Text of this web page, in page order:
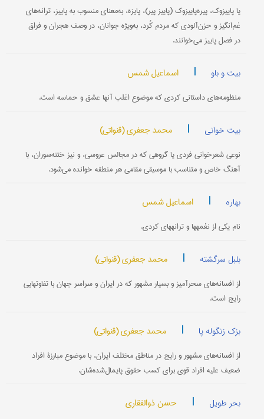
یا پاییزوک، پیره‌پاییزوک (پاییز پیر)، پایزه، به‌معنای منسوب به پاییز، ترانه‌های
غم‌انگیز و حزن‌آلودی که مردم کُرد، به‌ویژه جوانان، در وصف هجران و فراق
در فصل پاییز می‌خوانند.
بیت و باو | اسماعیل شمس
منظومه‌های داستانی کردی که موضوع اغلب آنها عشق و حماسه است.
بیت خوانی | محمد جعفری (قنواتی)
نوعی شعرخوانی فردی یا گروهی که در مجالس عروسی، و نیز ختنه‌سوران، با
آهنگ خاص و متناسب با موسیقی مقامی هر منطقه خوانده می‌شود.
بهاره | اسماعیل شمس
نام یکی از نغمه‎ها و ترانه‎های کردی.
بلبل سرگشته | محمد جعفری (قنواتی)
از افسانه‌های سحرآمیز و بسیار مشهور که در ایران و سراسر جهان با تفاوتهایی
رایج است.
بزک زنگوله پا | محمد جعفری (قنواتی)
از افسانه‌های مشهور و رایج در مناطق مختلف ایران، با موضوع مبارزۀ افراد
ضعیف علیه افراد قوی برای کسب حقوق پایمال‌شده‌شان.
بحر طویل | حسن ذوالفقاری